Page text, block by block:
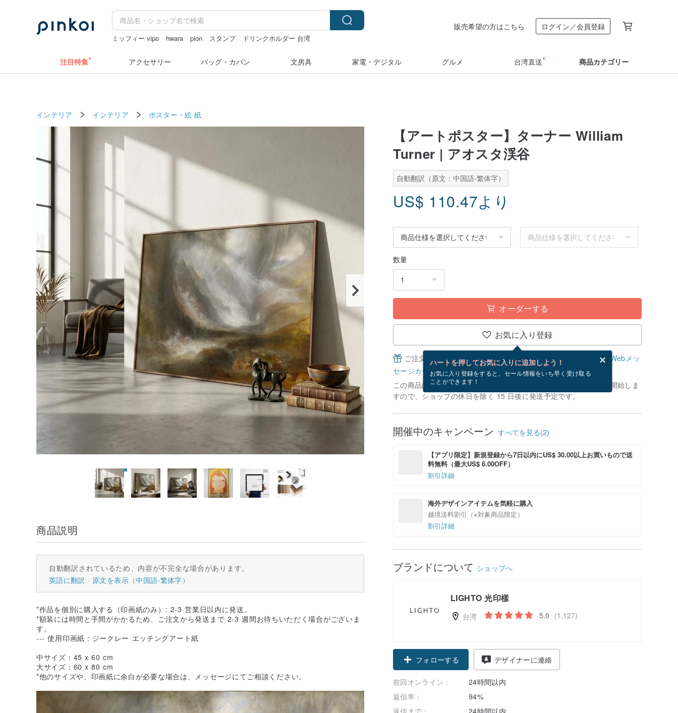
ミッフィー vipo hwara pion スタンプ
ドリンクホルダー 台湾
販売希望の方はこちら ログイン／会員登録
注目特集 アクセサリー バッグ・カバン 文房具 家電・デジタル グルメ 台湾直送 商品カテゴリー
インテリア インテリア ポスター・絵 紙
【アートポスター】ターナー William
Turner | アオスタ渓谷
自動翻訳（原文：中国語-繁体字）
US$ 110.47より
数量
オーダーする
お気に入り登録
ハートを押してお気に入りに追加しよう！
お気に入り登録をすると、セール情報をいち早く受け取る
ことができます！
ご注文完了後、無料でWebメッセージカードを作成できます。
Webメッ
セージカードとは？
この商品は「受注制作」です。お支払いが確認できてから、制作を開始しま
すので、ショップの休日を除く 15 日後に発送予定です。
開催中のキャンペーン すべてを見る(2)
【アプリ限定】新規登録から7日以内にUS$ 30.00以上お買いもので送
料無料（最大US$ 6.00OFF）
割引詳細
海外デザインアイテムを気軽に購入
越境送料割引（※対象商品限定）
割引詳細
ブランドについて ショップへ
LIGHTO 光印樣
台湾 5.0 (1,127)
フォローする デザイナーに連絡
前回オンライン：
24時間以内
返信率：
94%
返信まで：
24時間以内
商品説明
自動翻訳されているため、内容が不完全な場合があります。
英語に翻訳
原文を表示（中国語-繁体字）
*作品を個別に購入する（印画紙のみ）: 2-3 営業日以内に発送。
*額装には時間と手間がかかるため、ご注文から発送まで 2-3 週間お待ちいただく場合がございま
す。
--- 使用印画紙：ジークレー エッチングアート紙
中サイズ：45 x 60 cm
大サイズ：60 x 80 cm
*他のサイズや、印画紙に余白が必要な場合は、メッセージにてご相談ください。